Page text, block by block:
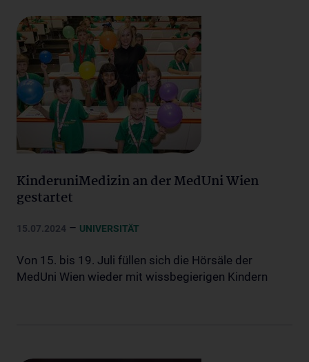
KinderuniMedizin an der MedUni Wien
gestartet
15.07.2024 – UNIVERSITÄT
Von 15. bis 19. Juli füllen sich die Hörsäle der
MedUni Wien wieder mit wissbegierigen Kindern